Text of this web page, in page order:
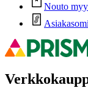
Nouto